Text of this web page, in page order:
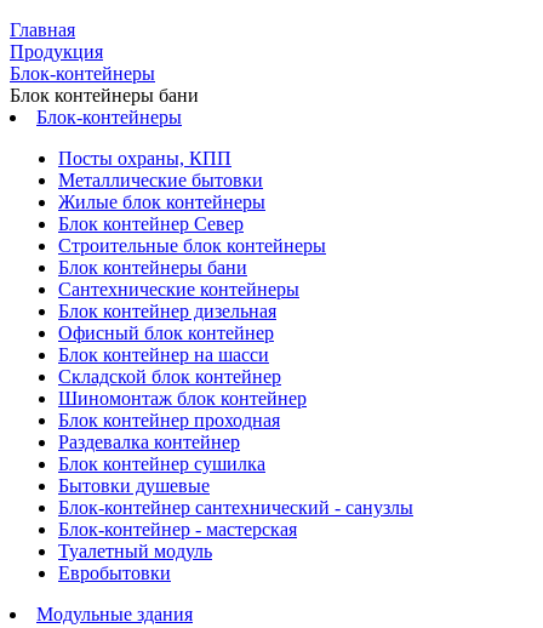
Главная
Продукция
Блок-контейнеры
Блок контейнеры бани
Блок-контейнеры
Посты охраны, КПП
Металлические бытовки
Жилые блок контейнеры
Блок контейнер Север
Строительные блок контейнеры
Блок контейнеры бани
Сантехнические контейнеры
Блок контейнер дизельная
Офисный блок контейнер
Блок контейнер на шасси
Складской блок контейнер
Шиномонтаж блок контейнер
Блок контейнер проходная
Раздевалка контейнер
Блок контейнер сушилка
Бытовки душевые
Блок-контейнер сантехнический - санузлы
Блок-контейнер - мастерская
Туалетный модуль
Евробытовки
Модульные здания